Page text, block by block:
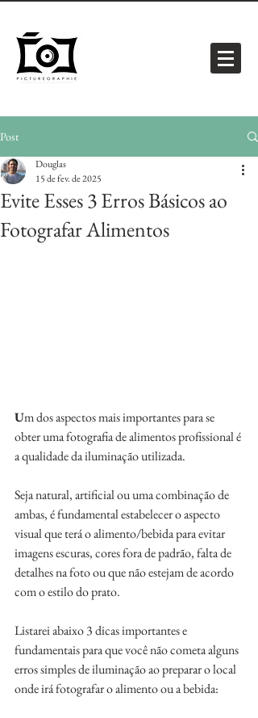
Post
Evite Esses 3 Erros Básicos ao
Fotografar Alimentos
Douglas
15 de fev. de 2025
Um dos aspectos mais importantes para se
obter uma fotografia de alimentos profissional é
a qualidade da iluminação utilizada.
Seja natural, artificial ou uma combinação de
ambas, é fundamental estabelecer o aspecto
visual que terá o alimento/bebida para evitar
imagens escuras, cores fora de padrão, falta de
detalhes na foto ou que não estejam de acordo
com o estilo do prato.
Listarei abaixo 3 dicas importantes e
fundamentais para que você não cometa alguns
erros simples de iluminação ao preparar o local
onde irá fotografar o alimento ou a bebida: